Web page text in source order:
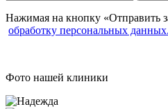
Нажимая на кнопку «Отправить
обработку персональных данных.
Фото нашей клиники